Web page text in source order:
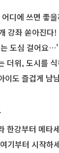
디에 쓰면 좋
강좌 쏟아진다
심 걸어요…'서울
더위, 도시를
즐겁게 냠냠! '찾
부터 메타세쿼이
기부터 시작하